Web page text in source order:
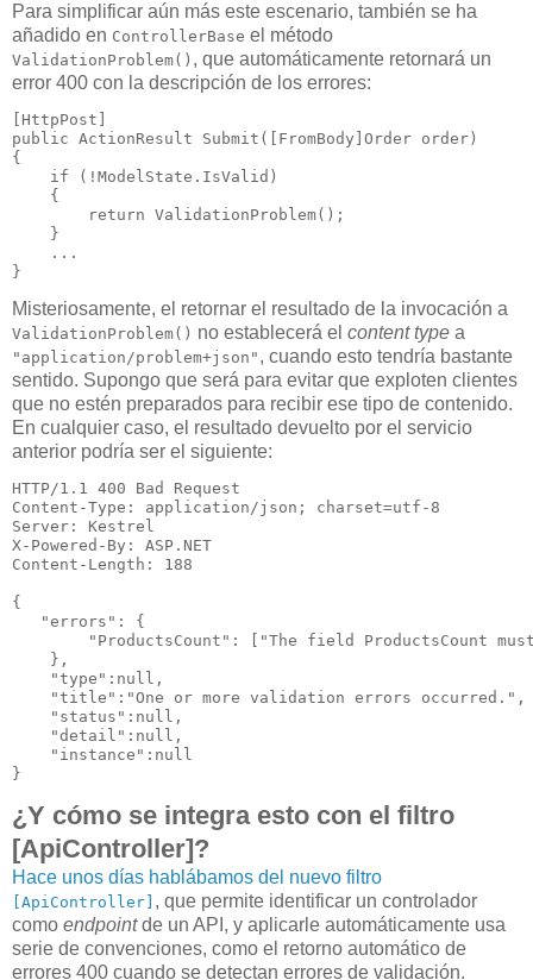
Para simplificar aún más este escenario, también se ha
añadido en ControllerBase el método
ValidationProblem() , que automáticamente retornará un
error 400 con la descripción de los errores:
public ActionResult Submit ([FromBody]Order order)
{
if (!ModelState.IsValid)
    {
return ValidationProblem();
    }
    ...
}
Misteriosamente, el retornar el resultado de la invocación a
ValidationProblem() no establecerá el content type a
"application/problem+json" , cuando esto tendría bastante
sentido. Supongo que será para evitar que exploten clientes
que no estén preparados para recibir ese tipo de contenido.
En cualquier caso, el resultado devuelto por el servicio
anterior podría ser el siguiente:
HTTP/1.1 400 Bad Request
Content-Type : application/json; charset=utf-8
Server : Kestrel
X-Powered-By : ASP.NET
Content-Length : 188
{
   "
errors ": {
        "
ProductsCount ":
"The field ProductsCount
} ,
    "
type ": null ,
    "
title ": "One or more validation errors occurred." ,
    "
status ": null ,
    "
detail ": null ,
    "
instance ": null
}
¿Y cómo se integra esto con el filtro
[ApiController]?
Hace unos días hablábamos del nuevo filtro
[ApiController] , que permite identificar un controlador
como endpointde un API, y aplicarle automáticamente usa
serie de convenciones, como el retorno automático de
errores 400 cuando se detectan errores de validación.